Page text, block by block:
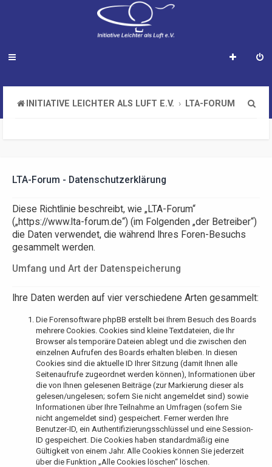
INITIATIVE LEICHTER ALS LUFT E.V. LTA-FORUM
LTA-Forum - Datenschutzerklärung
Diese Richtlinie beschreibt, wie „LTA-Forum“
(„https://www.lta-forum.de“) (im Folgenden „der Betreiber“)
die Daten verwendet, die während Ihres Foren-Besuchs
gesammelt werden.
Umfang und Art der Datenspeicherung
Ihre Daten werden auf vier verschiedene Arten gesammelt:
Die Forensoftware phpBB erstellt bei Ihrem Besuch des Boards
mehrere Cookies. Cookies sind kleine Textdateien, die Ihr
Browser als temporäre Dateien ablegt und die zwischen den
einzelnen Aufrufen des Boards erhalten bleiben. In diesen
Cookies sind die aktuelle ID Ihrer Sitzung (damit Ihnen alle
Seitenaufrufe zugeordnet werden können), Informationen über
die von Ihnen gelesenen Beiträge (zur Markierung dieser als
gelesen/ungelesen; sofern Sie nicht angemeldet sind) sowie
Informationen über Ihre Teilnahme an Umfragen (sofern Sie
nicht angemeldet sind) gespeichert. Ferner werden Ihre
Benutzer-ID, ein Authentifizierungsschlüssel und eine Session-
ID gespeichert. Die Cookies haben standardmäßig eine
Gültigkeit von einem Jahr. Alle Cookies können Sie jederzeit
über die Funktion „Alle Cookies löschen“ löschen.